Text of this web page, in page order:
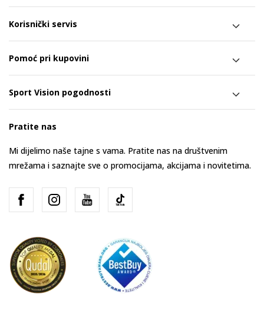
Korisnički servis
Pomoć pri kupovini
Sport Vision pogodnosti
Pratite nas
Mi dijelimo naše tajne s vama. Pratite nas na društvenim
mrežama i saznajte sve o promocijama, akcijama i novitetima.